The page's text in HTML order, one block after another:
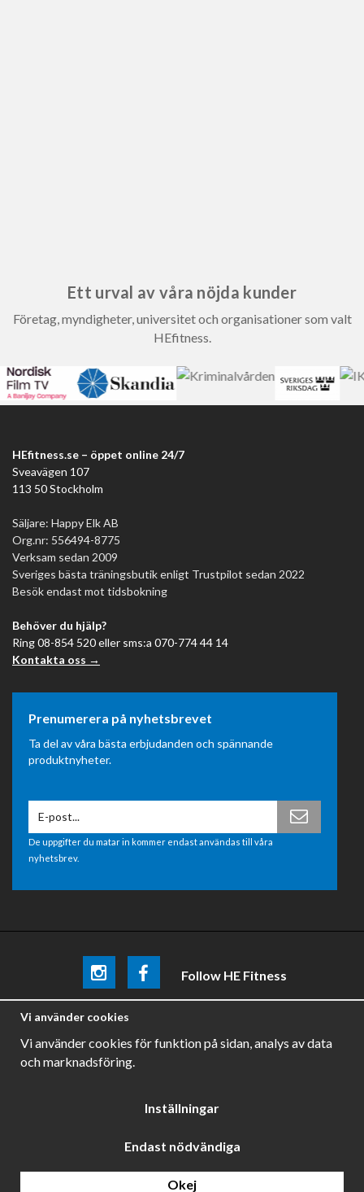
Ett urval av våra nöjda kunder
Företag, myndigheter, universitet och organisationer som valt
HEfitness.
HEfitness.se – öppet online 24/7
Sveavägen 107
113 50 Stockholm
Säljare: Happy Elk AB
Org.nr: 556494-8775
Verksam sedan 2009
Sveriges bästa träningsbutik enligt Trustpilot sedan 2022
Besök endast mot tidsbokning
Behöver du hjälp?
Ring 08-854 520 eller sms:a 070-774 44 14
Kontakta oss →
Prenumerera på nyhetsbrevet
Ta del av våra bästa erbjudanden och spännande
produktnyheter.
De uppgifter du matar in kommer endast användas till våra
nyhetsbrev.
Follow HE Fitness
Be the firstto know aboutpromotions, news and training
Vi använder cookies
Vi använder cookies för funktion på sidan, analys av data
och marknadsföring.
Inställningar
Endast nödvändiga
Okej